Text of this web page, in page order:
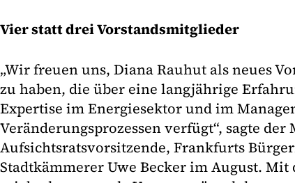
Vier statt drei Vorstandsmitglieder
„Wir freuen uns, Diana Rauhut als neues
zu haben, die über eine langjährige
Expertise im Energiesektor und im
Veränderungsprozessen verfügt“, sagte der
Aufsichtsratsvorsitzende, Frankfurts
Stadtkämmerer Uwe Becker im August.